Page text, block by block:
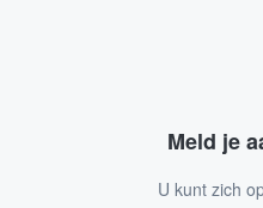
Meld je
U kunt zich